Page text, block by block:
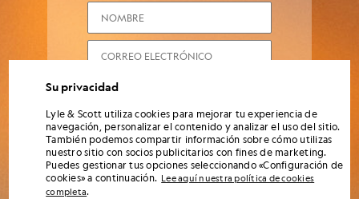
NOMBRE
correo electrónico
NÚMERO DE TELÉFONO
INICIAR SESIÓN
Su privacidad
Lyle & Scott utiliza cookies para mejorar tu experiencia de
navegación, personalizar el contenido y analizar el uso del sitio.
También podemos compartir información sobre cómo utilizas
nuestro sitio con socios publicitarios con fines de marketing.
Puedes gestionar tus opciones seleccionando «Configuración de
cookies» a continuación. Lee aquí nuestra política de cookies
completa.